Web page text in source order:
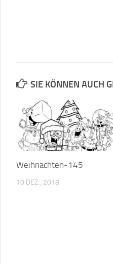
SIE KÖNNEN AUCH
Weihnachten-145
10 DEZ., 2018